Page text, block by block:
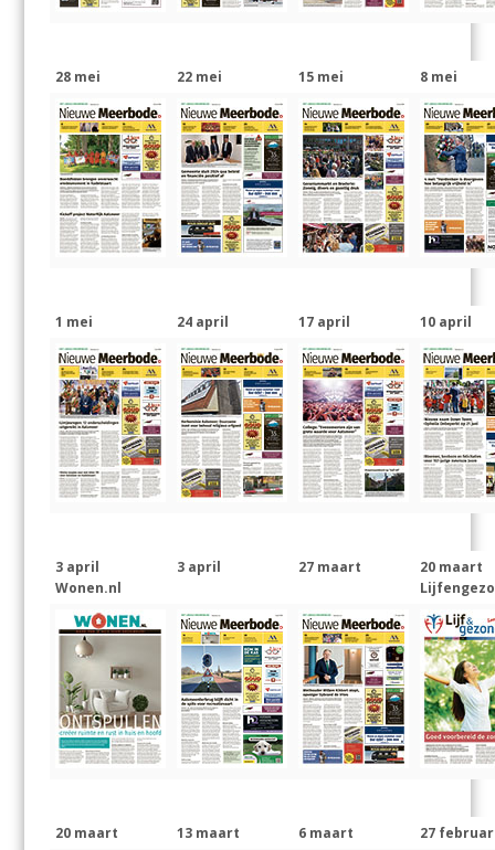
28 mei 22 mei 15 mei 8 mei
1 mei 24 april 17 april 10 april
3 april
Wonen.nl
3 april 27 maart
20 maart
20 maart 13 maart 6 maart 27